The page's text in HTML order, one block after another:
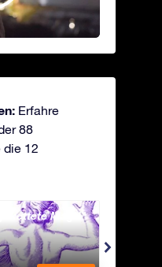
Erfahre
88
die 12
Magd